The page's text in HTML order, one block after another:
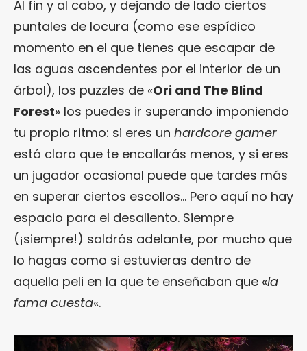
Al fin y al cabo, y dejando de lado ciertos
puntales de locura (como ese espídico
momento en el que tienes que escapar de
las aguas ascendentes por el interior de un
árbol), los puzzles de «Ori and The Blind
Forest» los puedes ir superando imponiendo
tu propio ritmo: si eres un hardcore gamer
está claro que te encallarás menos, y si eres
un jugador ocasional puede que tardes más
en superar ciertos escollos… Pero aquí no hay
espacio para el desaliento. Siempre
(¡siempre!) saldrás adelante, por mucho que
lo hagas como si estuvieras dentro de
aquella peli en la que te enseñaban que «la
fama cuesta«.